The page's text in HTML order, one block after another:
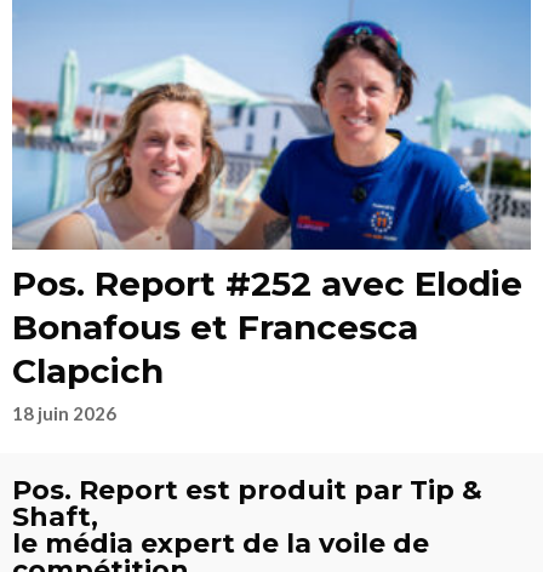
Pos. Report #252 avec Elodie
Bonafous et Francesca
Clapcich
18 juin 2026
Pos. Report est produit par Tip &
Shaft,
le média expert de la voile de